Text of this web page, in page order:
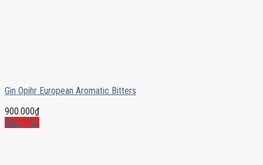
Gin Opihr European Aromatic Bitters
900.000₫
Mua ngay